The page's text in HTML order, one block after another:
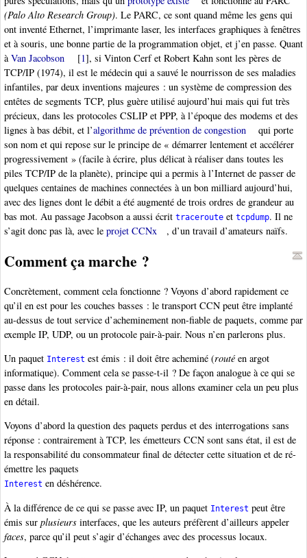
(Palo Alto Research Group). Le PARC, ce sont quand même les gens qui
ont inventé Ethernet, l’imprimante laser, les interfaces graphiques à fenêtres
et à souris, une bonne partie de la programmation objet, et j’en passe. Quant
àVan Jacobson [1], si Vinton Cerf et Robert Kahn sont les pères de
TCP/IP (1974), il est le médecin qui a sauvé le nourrisson de ses maladies
infantiles, par deux inventions majeures : un système de compression des
entêtes de segments TCP, plus guère utilisé aujourd’hui mais qui fut très
précieux, dans les protocoles CSLIP et PPP, à l’époque des modems et des
lignes à bas débit, et l’algorithme de prévention de congestion
qui porte
son nom et qui repose sur le principe de « démarrer lentement et accélérer
progressivement » (facile à écrire, plus délicat à réaliser dans toutes les
piles TCP/IP de la planète), principe qui a permis à l’Internet de passer de
quelques centaines de machines connectées à un bon milliard aujourd’hui,
avec des lignes dont le débit a été augmenté de trois ordres de grandeur au
bas mot. Au passage Jacobson a aussi écrit traceroute et tcpdump. Il ne
s’agit donc pas là, avec le projet CCNx , d’un travail d’amateurs naïfs.
Comment ça marche ?
Concrètement, comment cela fonctionne ? Voyons d’abord rapidement ce
qu’il en est pour les couches basses : le transport CCN peut être implanté
au-dessus de tout service d’acheminement non-fiable de paquets, comme par
exemple IP, UDP, ou un protocole pair-à-pair. Nous n’en parlerons plus.
Un paquet Interest est émis : il doit être acheminé (routéen argot
informatique). Comment cela se passe-t-il ? De façon analogue à ce qui se
passe dans les protocoles pair-à-pair, nous allons examiner cela un peu plus
en détail.
Voyons d’abord la question des paquets perdus et des interrogations sans
réponse : contrairement à TCP, les émetteurs CCN sont sans état, il est de
la responsabilité du consommateur final de détecter cette situation et de ré-
émettre les paquets
Interest en déshérence.
À la différence de ce qui se passe avec IP, un paquet Interest peut être
émis sur plusieurs interfaces, que les auteurs préfèrent d’ailleurs appeler
faces, parce qu’il peut s’agir d’échanges avec des processus locaux.